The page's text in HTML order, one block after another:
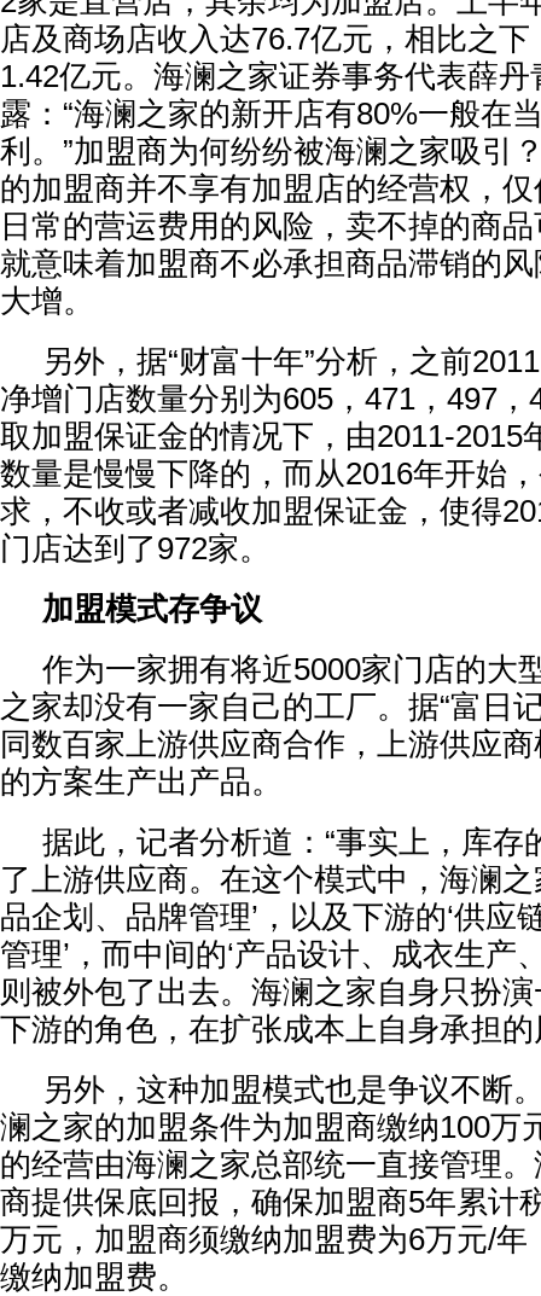
店及商场店收入达76.7亿元，相比之
1.42亿元。海澜之家证券事务代表薛
露：“海澜之家的新开店有80%一般在
利。”加盟商为何纷纷被海澜之家吸引
的加盟商并不享有加盟店的经营权，
日常的营运费用的风险，卖不掉的商
就意味着加盟商不必承担商品滞销的
大增。
另外，据“财富十年”分析，之前
净增门店数量分别为605，471，497
取加盟保证金的情况下，由2011-2015
数量是慢慢下降的，而从2016年开始
求，不收或者减收加盟保证金，使得
门店达到了972家。
加盟模式存争议
作为一家拥有将近5000家门店的大
之家却没有一家自己的工厂。据“富日
同数百家上游供应商合作，上游供应
的方案生产出产品。
据此，记者分析道：“事实上，库存
了上游供应商。在这个模式中，海澜之
品企划、品牌管理’，以及下游的‘供应
管理’，而中间的‘产品设计、成衣生产
则被外包了出去。海澜之家自身只扮
下游的角色，在扩张成本上自身承担
另外，这种加盟模式也是争议不断
澜之家的加盟条件为加盟商缴纳100万
的经营由海澜之家总部统一直接管理
商提供保底回报，确保加盟商5年累计
万元，加盟商须缴纳加盟费为6万元/年
缴纳加盟费。